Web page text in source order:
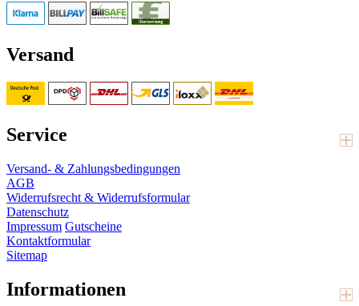
Versand
Service
Versand- & Zahlungsbedingungen
AGB
Widerrufsrecht & Widerrufsformular
Datenschutz
Impressum Gutscheine
Kontaktformular
Sitemap
Informationen